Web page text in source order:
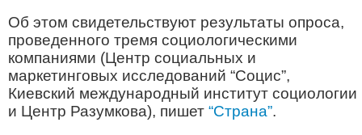
Об этом свидетельствуют результаты опроса,
проведенного тремя социологическими
компаниями (Центр социальных и
маркетинговых исследований “Социс”,
Киевский международный институт социологии
и Центр Разумкова), пишет “Страна”.